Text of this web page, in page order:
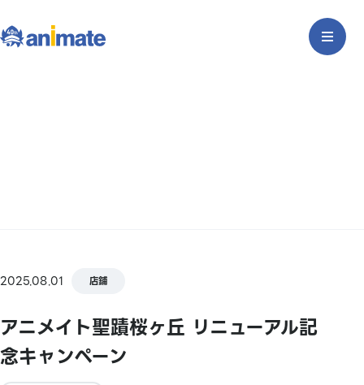
2025.08.01 店鋪
アニメイト聖蹟桜ヶ丘 リニューアル記
念キャンペーン